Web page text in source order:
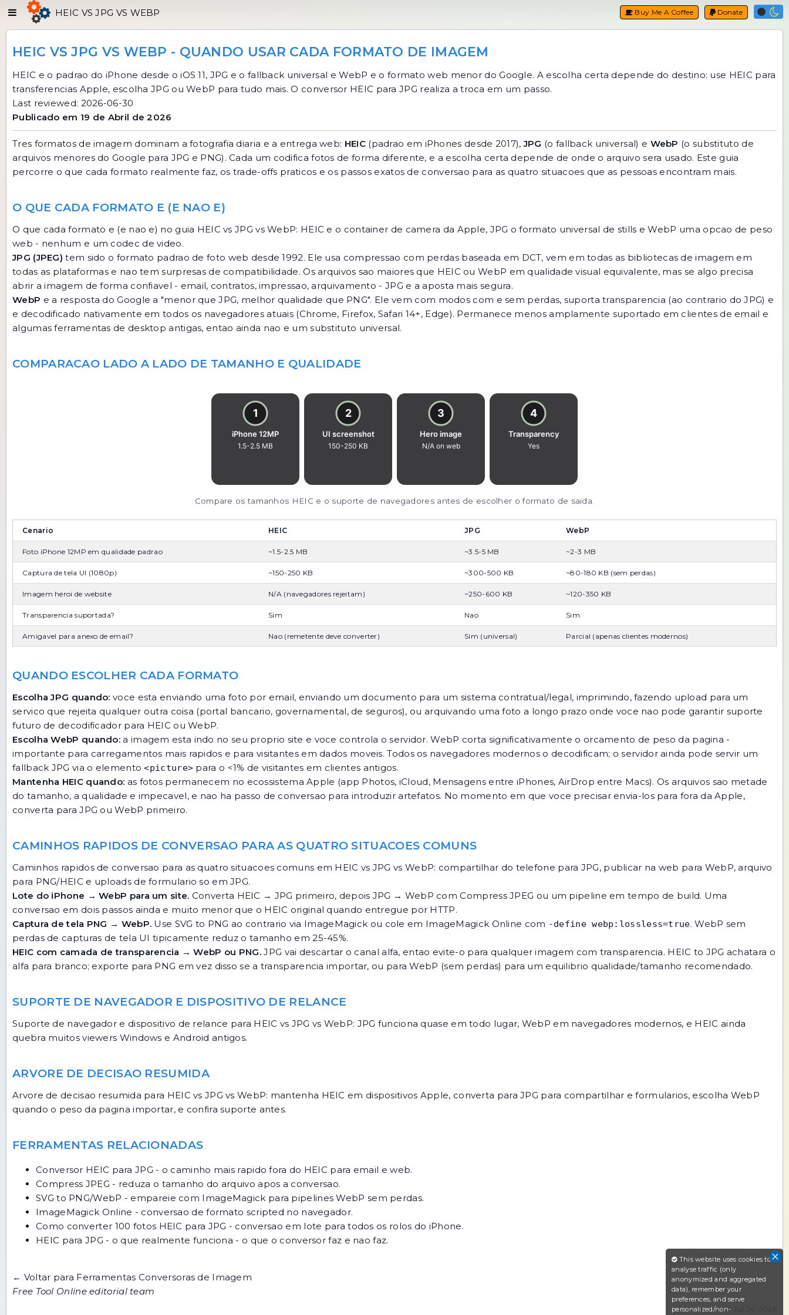
Donate
Buy Me A Coffee
HEIC VS JPG VS WEBP
HEIC VS JPG VS WEBP - QUANDO USAR CADA FORMATO DE IMAGEM
HEIC e o padrao do iPhone desde o iOS 11, JPG e o fallback universal e WebP e o formato web menor do Google. A escolha certa depende do destino: use HEIC para
transferencias Apple, escolha JPG ou WebP para tudo mais. O conversor HEIC para JPG realiza a troca em um passo.
Last reviewed: 2026-06-30
Publicado em 19 de Abril de 2026
Tres formatos de imagem dominam a fotografia diaria e a entrega web: HEIC(padrao em iPhones desde 2017),JPG (o fallback universal) e WebP (o substituto de
arquivos menores do Google para JPG e PNG). Cada um codifica fotos de forma diferente, e a escolha certa depende de onde o arquivo sera usado. Este guia
percorre o que cada formato realmente faz, os trade-offs praticos e os passos exatos de conversao para as quatro situacoes que as pessoas encontram mais.
O QUE CADA FORMATO E (E NAO E)
O que cada formato e (e nao e) no guia HEIC vs JPG vs WebP: HEIC e o container de camera da Apple, JPG o formato universal de stills e WebP uma opcao de peso
web - nenhum e um codec de video.
JPG (JPEG) tem sido o formato padrao de foto web desde 1992. Ele usa compressao com perdas baseada em DCT, vem em todas as bibliotecas de imagem em
todas as plataformas e nao tem surpresas de compatibilidade. Os arquivos sao maiores que HEIC ou WebP em qualidade visual equivalente, mas se algo precisa
abrir a imagem de forma confiavel - email, contratos, impressao, arquivamento - JPG e a aposta mais segura.
WebP e a resposta do Google a "menor que JPG, melhor qualidade que PNG". Ele vem com modos com e sem perdas, suporta transparencia (ao contrario do JPG) e
e decodificado nativamente em todos os navegadores atuais (Chrome, Firefox, Safari 14+, Edge). Permanece menos amplamente suportado em clientes de email e
algumas ferramentas de desktop antigas, entao ainda nao e um substituto universal.
COMPARACAO LADO A LADO DE TAMANHO E QUALIDADE
Compare os tamanhos HEIC e o suporte de navegadores antes de escolher o formato de saida.
Cenario HEIC JPG WebP
Foto iPhone 12MP em qualidade padrao ~1.5-2.5 MB ~3.5-5 MB ~2-3 MB
Captura de tela UI (1080p) ~150-250 KB ~300-500 KB ~80-180 KB (sem perdas)
Imagem heroi de website N/A (navegadores rejeitam) ~250-600 KB ~120-350 KB
Transparencia suportada? Sim Nao Sim
Amigavel para anexo de email? Nao (remetente deve converter) Sim (universal) Parcial (apenas clientes modernos)
QUANDO ESCOLHER CADA FORMATO
Escolha JPG quando: voce esta enviando uma foto por email, enviando um documento para um sistema contratual/legal, imprimindo, fazendo upload para um
servico que rejeita qualquer outra coisa (portal bancario, governamental, de seguros), ou arquivando uma foto a longo prazo onde voce nao pode garantir suporte
futuro de decodificador para HEIC ou WebP.
Escolha WebP quando: a imagem esta indo no seu proprio site e voce controla o servidor. WebP corta significativamente o orcamento de peso da pagina -
importante para carregamentos mais rapidos e para visitantes em dados moveis. Todos os navegadores modernos o decodificam; o servidor ainda pode servir um
fallback JPG via o elemento<picture> para o <1% de visitantes em clientes antigos.
Mantenha HEIC quando: as fotos permanecem no ecossistema Apple (app Photos, iCloud, Mensagens entre iPhones, AirDrop entre Macs). Os arquivos sao metade
do tamanho, a qualidade e impecavel, e nao ha passo de conversao para introduzir artefatos. No momento em que voce precisar envia-los para fora da Apple,
converta para JPG ou WebP primeiro.
CAMINHOS RAPIDOS DE CONVERSAO PARA AS QUATRO SITUACOES COMUNS
Caminhos rapidos de conversao para as quatro situacoes comuns em HEIC vs JPG vs WebP: compartilhar do telefone para JPG, publicar na web para WebP, arquivo
para PNG/HEIC e uploads de formulario so em JPG.
Lote do iPhone → WebP para um site. Converta HEIC → JPG primeiro, depois JPG → WebP comCompress JPEG ou um pipeline em tempo de build. Uma
conversao em dois passos ainda e muito menor que o HEIC original quando entregue por HTTP.
Captura de tela PNG → WebP. Use SVG to PNG ao contrario via ImageMagick ou cole em ImageMagick Online com -define webp:lossless=true. WebP sem
perdas de capturas de tela UI tipicamente reduz o tamanho em 25-45%.
HEIC com camada de transparencia → WebP ou PNG. JPG vai descartar o canal alfa, entao evite-o para qualquer imagem com transparencia. HEIC to JPG achatara o
alfa para branco; exporte para PNG em vez disso se a transparencia importar, ou para WebP (sem perdas) para um equilibrio qualidade/tamanho recomendado.
SUPORTE DE NAVEGADOR E DISPOSITIVO DE RELANCE
Suporte de navegador e dispositivo de relance para HEIC vs JPG vs WebP: JPG funciona quase em todo lugar, WebP em navegadores modernos, e HEIC ainda
quebra muitos viewers Windows e Android antigos.
ARVORE DE DECISAO RESUMIDA
Arvore de decisao resumida para HEIC vs JPG vs WebP: mantenha HEIC em dispositivos Apple, converta para JPG para compartilhar e formularios, escolha WebP
quando o peso da pagina importar, e confira suporte antes.
FERRAMENTAS RELACIONADAS
Conversor HEIC para JPG - o caminho mais rapido fora do HEIC para email e web.
Compress JPEG - reduza o tamanho do arquivo apos a conversao.
SVG to PNG/WebP - empareie com ImageMagick para pipelines WebP sem perdas.
ImageMagick Online - conversao de formato scripted no navegador.
Como converter 100 fotos HEIC para JPG - conversao em lote para todos os rolos do iPhone.
HEIC para JPG - o que realmente funciona - o que o conversor faz e nao faz.
← Voltar para Ferramentas Conversoras de Imagem
Free Tool Online editorial team
Last updated: Jul 26, 2026
This website uses cookies to
analyse traffic (only
anonymized and aggregated
data), remember your
preferences, and serve
personalized/non-